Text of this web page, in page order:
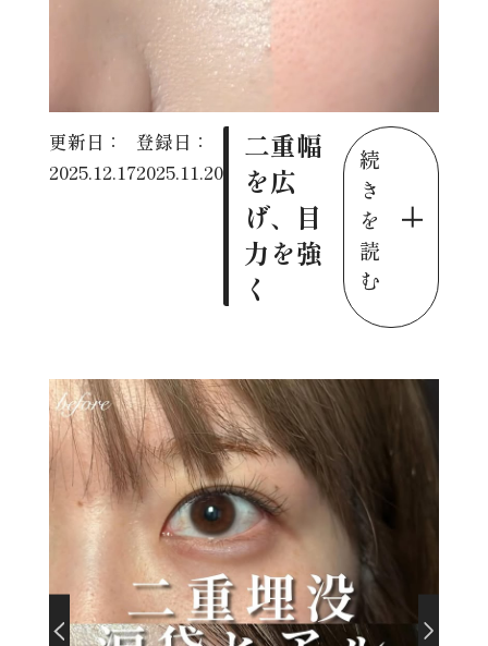
更新日：
2025.12.17
登録日：
2025.11.20
二重幅
を広
げ、目
力を強
く
続
き
を
読
む